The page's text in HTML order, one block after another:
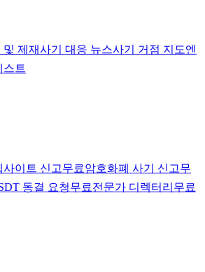
및 제재사기 대응 뉴스사기 거점 지도엔
스트
사이트 신고무료암호화폐 사기 신고무
동결 요청무료전문가 디렉터리 무료